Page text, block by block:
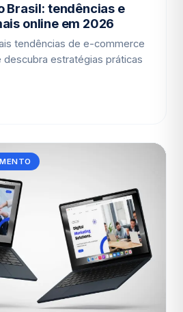
Brasil: tendências e
online em 2026
tendências de e-commerce
descubra estratégias práticas